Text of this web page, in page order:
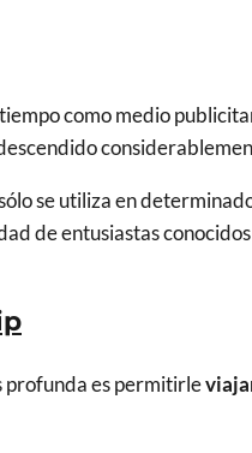
como medio
se utiliza en
de entusiastas
profunda es permitirle